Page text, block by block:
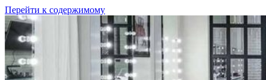
Перейти к содержимому